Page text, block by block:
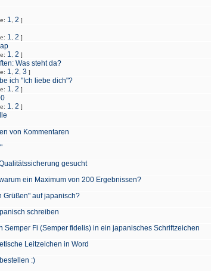
1 2 ]
1 2 ]
1 2 ]
Was steht da?
1 2 3 ]
ich "Ich liebe dich"?
1 2 ]
1 2 ]
von Kommentaren
gesucht
ein Maximum von 200 Ergebnissen?
Grüßen" auf japanisch?
schreiben
Semper Fi (Semper fidelis) in ein japanisches Schriftzeichen
Leitzeichen in Word
:)